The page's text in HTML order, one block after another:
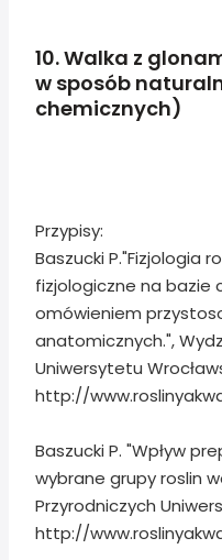
10. Walka z
w sposób
chemicznych)
Przypisy:
Baszucki P."Fizjologia
fizjologiczne na bazie
omówieniem
anatomicznych.",
Uniwersytetu
http://
Baszucki P. "Wpływ
wybrane grupy roslin
Przyrodniczych
http://